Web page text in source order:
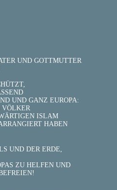
UND GOTTMUTTER
UND GANZ EUROPA:
VÖLKER
ISLAM
HABEN
UND DER ERDE,
ZU HELFEN UND